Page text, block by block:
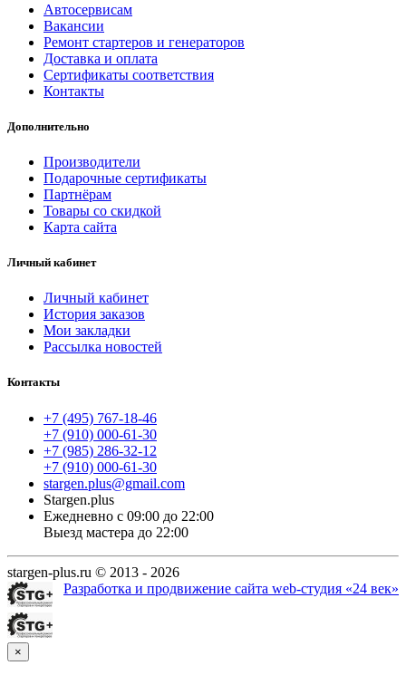
Автосервисам
Вакансии
Ремонт стартеров и генераторов
Доставка и оплата
Сертификаты соответствия
Контакты
Дополнительно
Производители
Подарочные сертификаты
Партнёрам
Товары со скидкой
Карта сайта
Личный кабинет
Личный кабинет
История заказов
Мои закладки
Рассылка новостей
Контакты
+7 (495) 767-18-46
+7 (910) 000-61-30
+7 (985) 286-32-12
+7 (910) 000-61-30
stargen.plus@gmail.com
Stargen.plus
Ежедневно с 09:00 до 22:00
Выезд мастера до 22:00
stargen-plus.ru © 2013 - 2026
Разработка и продвижение сайта web-студия «24 век»
×